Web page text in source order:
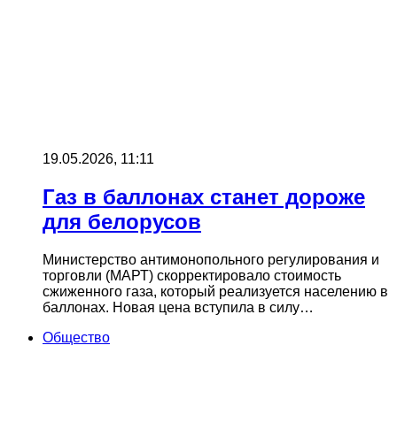
19.05.2026, 11:11
Газ в баллонах станет дороже
для белорусов
Министерство антимонопольного регулирования и
торговли (МАРТ) скорректировало стоимость
сжиженного газа, который реализуется населению в
баллонах. Новая цена вступила в силу…
Общество